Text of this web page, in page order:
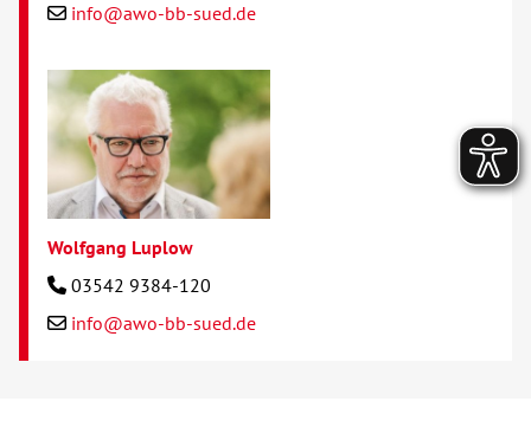
info@awo-bb-sued.de
Wolfgang Luplow
03542 9384-120
info@awo-bb-sued.de